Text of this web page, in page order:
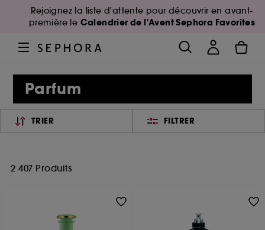
Rejoignez la liste d'attente pour découvrir en avant-
première le Calendrier de l'Avent Sephora Favorites
Parfum
TRIER FILTRER
2 407 Produits